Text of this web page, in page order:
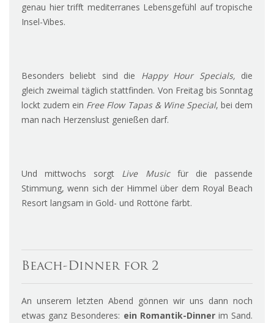
genau hier trifft mediterranes Lebensgefühl auf tropische
Insel-Vibes.
Besonders beliebt sind die Happy Hour Specials, die
gleich zweimal täglich stattfinden. Von Freitag bis Sonntag
lockt zudem ein Free Flow Tapas & Wine Special, bei dem
man nach Herzenslust genießen darf.
Und mittwochs sorgt Live Music für die passende
Stimmung, wenn sich der Himmel über dem Royal Beach
Resort langsam in Gold- und Rottöne färbt.
Beach-Dinner for 2
An unserem letzten Abend gönnen wir uns dann noch
etwas ganz Besonderes: ein Romantik-Dinner im Sand.